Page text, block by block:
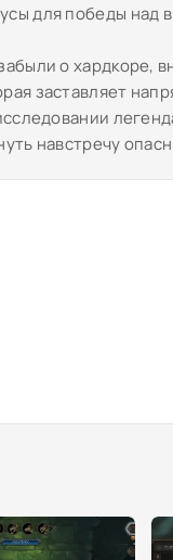
для победы над
о хардкоре,
заставляет
навстречу